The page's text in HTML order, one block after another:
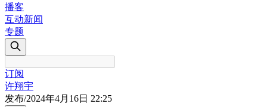
播客
互动新闻
专题
订阅
许翔宇
发布/2024年4月16日 22:25